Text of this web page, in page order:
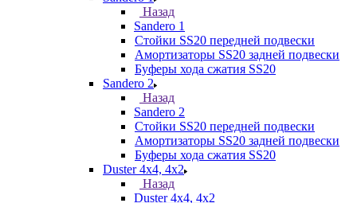
Назад
Sandero 1
Стойки SS20 передней подвески
Амортизаторы SS20 задней подвески
Буферы хода сжатия SS20
Sandero 2
Назад
Sandero 2
Стойки SS20 передней подвески
Амортизаторы SS20 задней подвески
Буферы хода сжатия SS20
Duster 4х4, 4x2
Назад
Duster 4х4, 4x2